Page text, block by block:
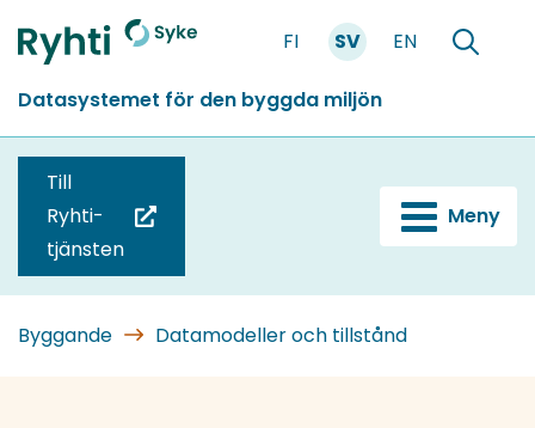
till
Förstasidan
FI SV EN
Söka
Datasystemet för den byggda miljön
Till
Ryhti-
tjänsten
blir
omdirigerad
till
Meny
Byggande Datamodeller och tillstånd